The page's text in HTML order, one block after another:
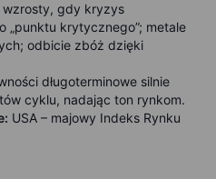
wzrosty, gdy kryzys
„punktu krytycznego”; metale
odbicie zbóż dzięki
długoterminowe silnie
cyklu, nadając ton rynkom.
USA – majowy Indeks Rynku